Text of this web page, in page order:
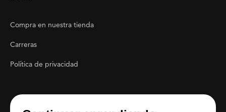
Footer Utility
Compra en nuestra tienda
Carreras
Política de privacidad